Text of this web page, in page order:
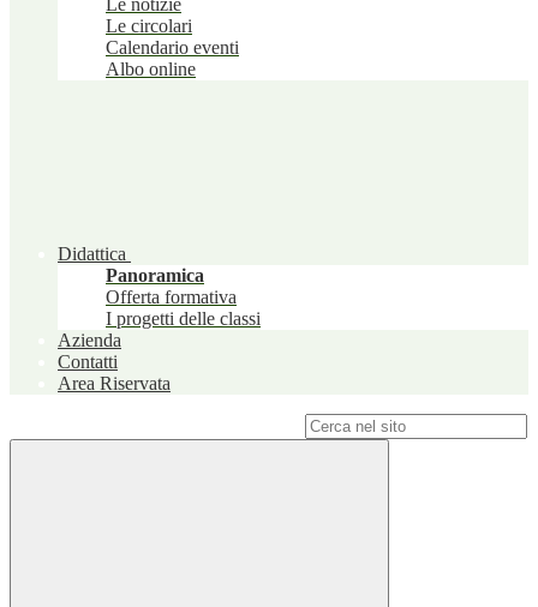
Le notizie
Le circolari
Calendario eventi
Albo online
Didattica
Panoramica
Offerta formativa
I progetti delle classi
Azienda
Contatti
Area Riservata